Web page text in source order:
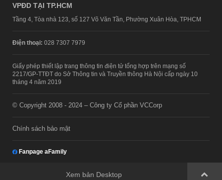
VPĐD TẠI TP.HCM
Tầng 4, Tòa nhà 123, số 127 Võ Văn Tần, Phường Xuân Hòa, TPHCM
Điện thoại: 028 7307 7979
Giấy phép thiết lập trang thông tin điện tử tổng hợp trên mạng số
2217/GP-TTĐT do Sở Thông tin và Truyền thông Hà Nội cấp ngày 10
tháng 4 năm 2019
© Copyright 2008 - 2024 – Công ty Cổ phần VCCorp
Chính sách bảo mật
Fanpage aFamily
Xem bản Desktop